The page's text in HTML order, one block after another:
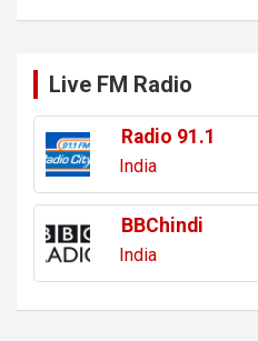
Live FM Radio
Radio 91.1
India
BBChindi
India